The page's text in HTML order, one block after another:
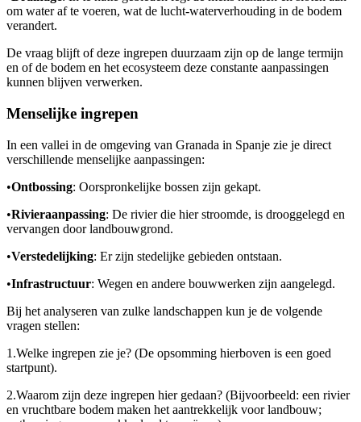
om water af te voeren, wat de lucht-waterverhouding in de bodem
verandert.
De vraag blijft of deze ingrepen duurzaam zijn op de lange termijn
en of de bodem en het ecosysteem deze constante aanpassingen
kunnen blijven verwerken.
Menselijke ingrepen
In een vallei in de omgeving van Granada in Spanje zie je direct
verschillende menselijke aanpassingen:
•Ontbossing: Oorspronkelijke bossen zijn gekapt.
•Rivieraanpassing: De rivier die hier stroomde, is drooggelegd en
vervangen door landbouwgrond.
•Verstedelijking: Er zijn stedelijke gebieden ontstaan.
•Infrastructuur: Wegen en andere bouwwerken zijn aangelegd.
Bij het analyseren van zulke landschappen kun je de volgende
vragen stellen:
1.Welke ingrepen zie je? (De opsomming hierboven is een goed
startpunt).
2.Waarom zijn deze ingrepen hier gedaan? (Bijvoorbeeld: een rivier
en vruchtbare bodem maken het aantrekkelijk voor landbouw;